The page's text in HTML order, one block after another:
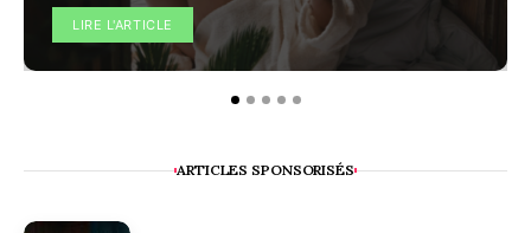
LIRE L'ARTICLE
ARTICLES SPONSORISÉS